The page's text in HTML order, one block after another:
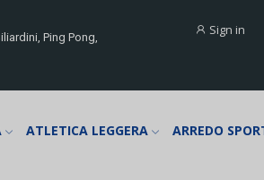
Ping Pong,
Sign in
ATLETICA LEGGERA
ARREDO